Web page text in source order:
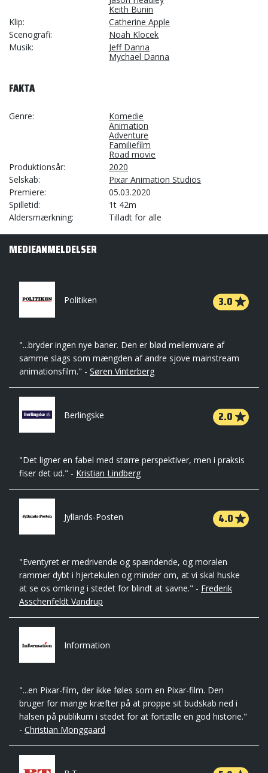
Keith Bunin
Klip
Catherine Apple
Scenografi
Noah Klocek
Musik
Jeff Danna
Mychael Danna
FAKTA
Genre
Komedie
Animation
Adventure
Familiefilm
Road movie
Produktionsår
2020
Selskab
Pixar Animation Studios
Premiere
05.03.2020
Spilletid
1t 42m
Aldersmærkning
Tilladt for alle
MEDIEANMELDELSER
Politiken 3.0
"...bryder ingen nye baner. Den er blød mellemvare af
samme slags som mængden af andre sjove mainstream
animationsfilm." - Søren Vinterberg
Berlingske 2.0
"Det ligner en fabel med større perspektiver, men i praksis
fiser det ud." - Kristian Lindberg
Jyllands-Posten 4.0
"Eventyret er medrivende og spændende, og moralen
rammer dybt i hjertekulen og minder om, at vi skal huske
at se os omkring i stedet for blindt at savne." - Frederik
Asschenfeldt Vandrup
Information
"...en Pixar-film, der ikke føles som en Pixar-film. Den
bruger for mange kræfter på at proppe sit budskab ned i
halsen på publikum i stedet for at fortælle en god historie."
- Christian Monggaard